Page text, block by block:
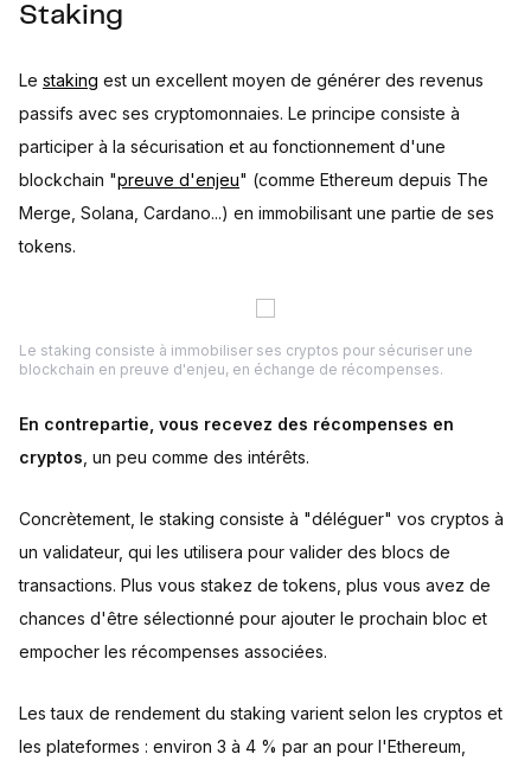
Staking
Le staking est un excellent moyen de générer des revenus
passifs avec ses cryptomonnaies. Le principe consiste à
participer à la sécurisation et au fonctionnement d'une
blockchain "preuve d'enjeu" (comme Ethereum depuis The
Merge, Solana, Cardano...) en immobilisant une partie de ses
tokens.
Le staking consiste à immobiliser ses cryptos pour sécuriser une
blockchain en preuve d'enjeu, en échange de récompenses.
En contrepartie, vous recevez des récompenses en
cryptos , un peu comme des intérêts.
Concrètement, le staking consiste à "déléguer" vos cryptos à
un validateur, qui les utilisera pour valider des blocs de
transactions. Plus vous stakez de tokens, plus vous avez de
chances d'être sélectionné pour ajouter le prochain bloc et
empocher les récompenses associées.
Les taux de rendement du staking varient selon les cryptos et
les plateformes : environ 3 à 4 % par an pour l'Ethereum,